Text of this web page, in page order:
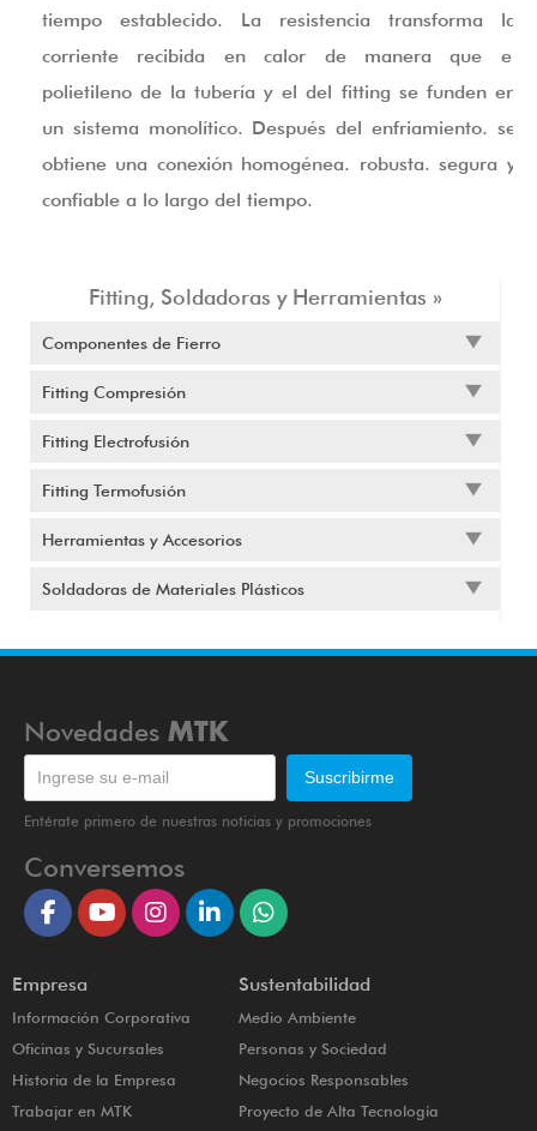
Fitting, Soldadoras y Herramientas »
Componentes de Fierro
Fitting Compresión
Fitting Electrofusión
Fitting Termofusión
Herramientas y Accesorios
Soldadoras de Materiales Plásticos
tiempo establecido. La resistencia transforma la
corriente recibida en calor de manera que el
polietileno de la tubería y el del fitting se funden en
un sistema monolítico. Después del enfriamiento. se
obtiene una conexión homogénea. robusta. segura y
confiable a lo largo del tiempo.
Novedades MTK
Entérate primero de nuestras noticias y promociones
Conversemos
Empresa
Información Corporativa
Oficinas y Sucursales
Historia de la Empresa
Trabajar en MTK
Sustentabilidad
Medio Ambiente
Personas y Sociedad
Negocios Responsables
Proyecto de Alta Tecnología